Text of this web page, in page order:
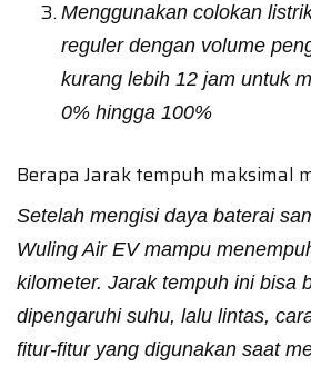
Menggunakan colokan
reguler dengan volume
kurang lebih 12 jam untuk
0% hingga 100%
Berapa Jarak tempuh maksimal
Setelah mengisi daya baterai
Wuling Air EV mampu
kilometer. Jarak tempuh ini bisa
dipengaruhi suhu, lalu lintas,
fitur-fitur yang digunakan saat